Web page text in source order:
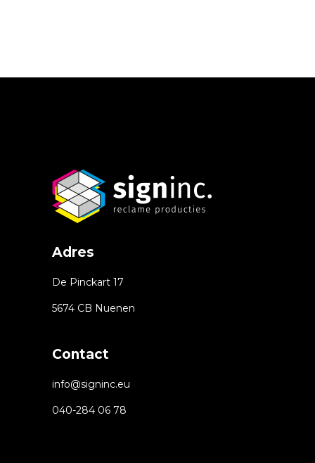
Adres
De Pinckart 17
5674 CB Nuenen
Contact
info@signinc.eu
040-284 06 78